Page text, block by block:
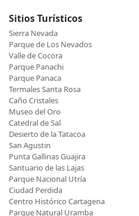
Sitios Turísticos
Sierra Nevada
Parque de Los Nevados
Valle de Cocora
Parque Panachi
Parque Panaca
Termales Santa Rosa
Caño Cristales
Museo del Oro
Catedral de Sal
Desierto de la Tatacoa
San Agustin
Punta Gallinas Guajira
Santuario de las Lajas
Parque Nacional Utría
Ciudad Perdida
Centro Histórico Cartagena
Parque Natural Uramba